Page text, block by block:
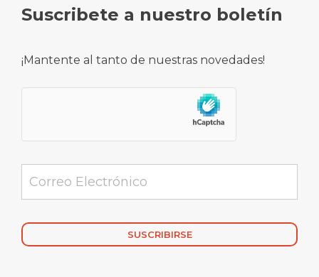
Suscribete a nuestro boletín
¡Mantente al tanto de nuestras novedades!